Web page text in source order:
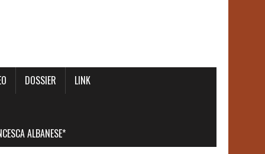
DOSSIER
LINK
ALBANESE*